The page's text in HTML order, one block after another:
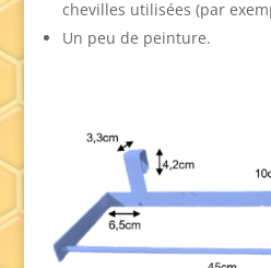
chevilles utilisées (par
Un peu de peinture.